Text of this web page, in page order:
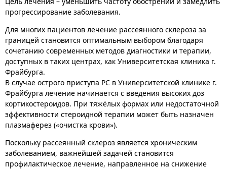
прогрессирование заболевания.
Для многих пациентов лечение рассеянного склероза за
границей становится оптимальным выбором благодаря
сочетанию современных методов диагностики и терапии,
доступных в таких центрах, как Университетская клиника г.
Фрайбурга.
В случае острого приступа РС в Университетской клинике г.
Фрайбурга лечение начинается с введения высоких доз
кортикостероидов. При тяжёлых формах или недостаточной
эффективности стероидной терапии может быть назначен
плазмаферез («очистка крови»).
Поскольку рассеянный склероз является хроническим
заболеванием, важнейшей задачей становится
профилактическое лечение, направленное на снижение